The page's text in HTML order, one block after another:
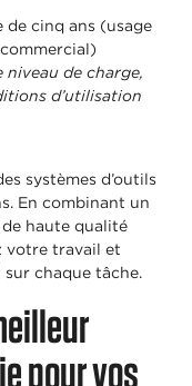
de cinq ans (usage
niveau de charge,
d’utilisation
systèmes d’outils
En combinant un
haute qualité
votre travail et
chaque tâche.
pour vos